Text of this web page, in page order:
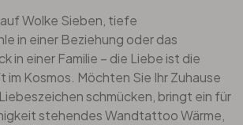
Wolke Sieben, tiefe
in einer Beziehung oder das
in einer Familie – die Liebe ist die
Kosmos. Möchten Sie Ihr Zuhause
schmücken, bringt ein für
stehendes Wandtattoo Wärme,